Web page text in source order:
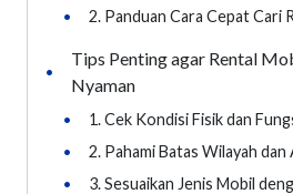
•
2. Panduan Cara Cepat Cari
•
Tips Penting agar Rental
Nyaman
•
1. Cek Kondisi Fisik dan
•
2. Pahami Batas Wilayah dan
•
3. Sesuaikan Jenis Mobil